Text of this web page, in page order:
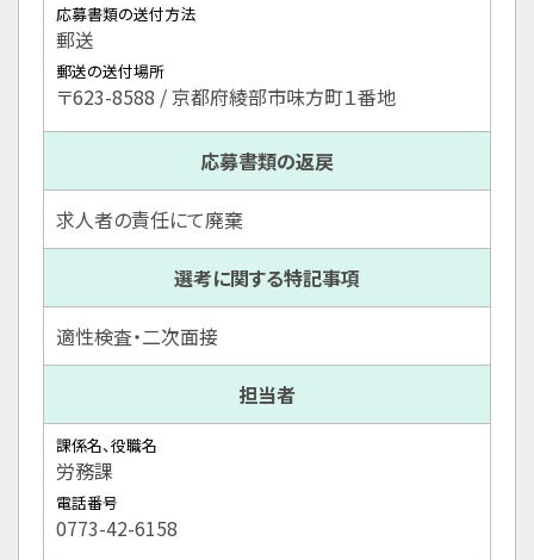
応募書類の送付方法
郵送
郵送の送付場所
〒623-8588 / 京都府綾部市味方町１番地
応募書類の返戻
求人者の責任にて廃棄
選考に関する特記事項
適性検査・二次面接
担当者
課係名、役職名
労務課
電話番号
0773-42-6158